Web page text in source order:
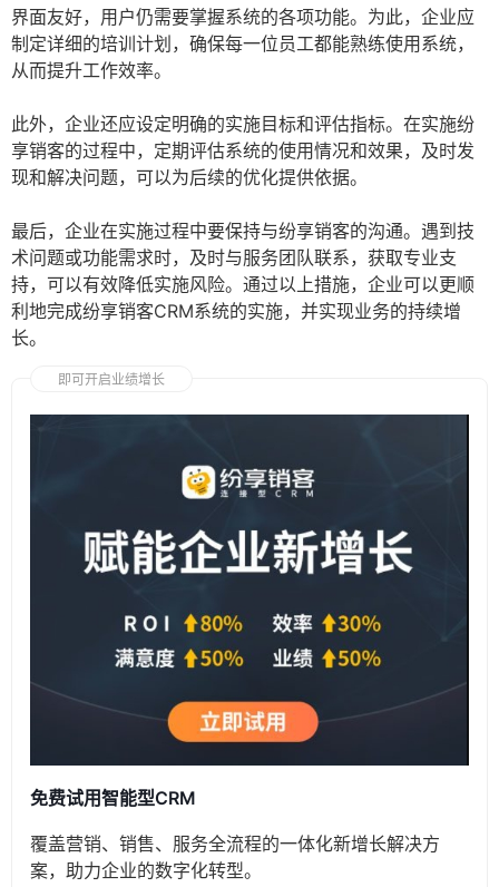
界面友好，用户仍需要掌握系统的各项功能。为此，企业应
制定详细的培训计划，确保每一位员工都能熟练使用系统，
从而提升工作效率。
此外，企业还应设定明确的实施目标和评估指标。在实施纷
享销客的过程中，定期评估系统的使用情况和效果，及时发
现和解决问题，可以为后续的优化提供依据。
最后，企业在实施过程中要保持与纷享销客的沟通。遇到技
术问题或功能需求时，及时与服务团队联系，获取专业支
持，可以有效降低实施风险。通过以上措施，企业可以更顺
利地完成纷享销客CRM系统的实施，并实现业务的持续增
长。
即可开启业绩增长
免费试用智能型CRM
覆盖营销、销售、服务全流程的一体化新增长解决方
案，助力企业的数字化转型。